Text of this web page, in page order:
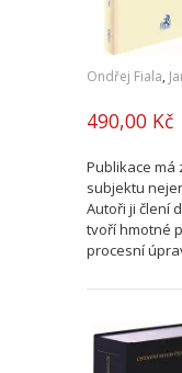
Ondřej Fiala,
490,00 Kč
Publikace má
subjektu
Autoři ji člení
tvoří hmotné
procesní